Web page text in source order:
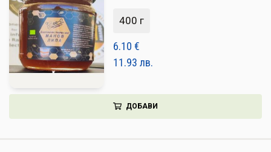
400 г
6.10 €
11.93 лв.
ДОБАВИ